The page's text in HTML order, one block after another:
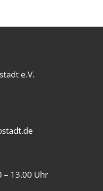
e.V.
– 13.00 Uhr